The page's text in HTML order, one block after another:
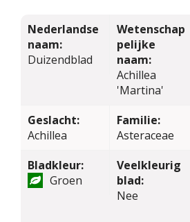
Nederlandse
naam:
Duizendblad
Wetenschap
pelijke
naam:
Achillea
'Martina'
Geslacht:
Achillea
Familie:
Asteraceae
Bladkleur:
Groen
Veelkleurig
blad:
Nee